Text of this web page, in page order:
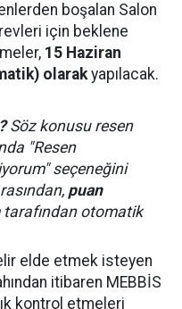
boşalan Salon
için beklene
15 Haziran
olarakyapılacak.
Söz konusu resen
"Resen
seçeneğini
puan
otomatik
elde etmek isteyen
itibaren MEBBİS
kontrol etmeleri